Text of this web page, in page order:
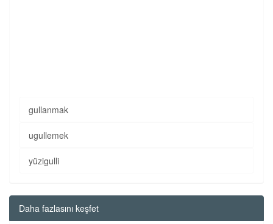
gullanmak
ugullemek
yüzigulli
Daha fazlasını keşfet